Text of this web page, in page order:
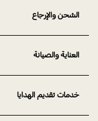
الشحن والإرجاع
العناية والصيانة
خدمات تقديم الهدايا